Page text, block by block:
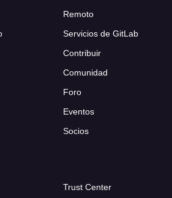
Remoto
Servicios de GitLab
Contribuir
Comunidad
Foro
Eventos
Socios
Trust Center